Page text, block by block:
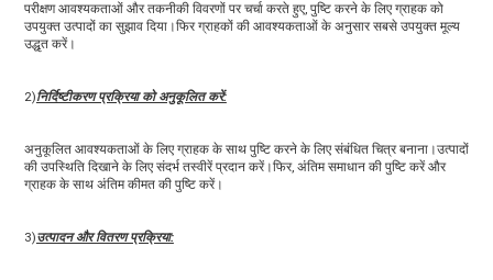
परीक्षण आवश्यकताओं और तकनीकी विवरणों पर चर्चा करते हुए, पुष्टि करने के लिए ग्राहक को
उपयुक्त उत्पादों का सुझाव दिया।फिर ग्राहकों की आवश्यकताओं के अनुसार सबसे उपयुक्त मूल्य
उद्धृत करें।
2)निर्दिष्टीकरण प्रक्रिया को अनुकूलित करें:
अनुकूलित आवश्यकताओं के लिए ग्राहक के साथ पुष्टि करने के लिए संबंधित चित्र बनाना।उत्पादों
की उपस्थिति दिखाने के लिए संदर्भ तस्वीरें प्रदान करें।फिर, अंतिम समाधान की पुष्टि करें और
ग्राहक के साथ अंतिम कीमत की पुष्टि करें।
3)उत्पादन और वितरण प्रक्रिया: